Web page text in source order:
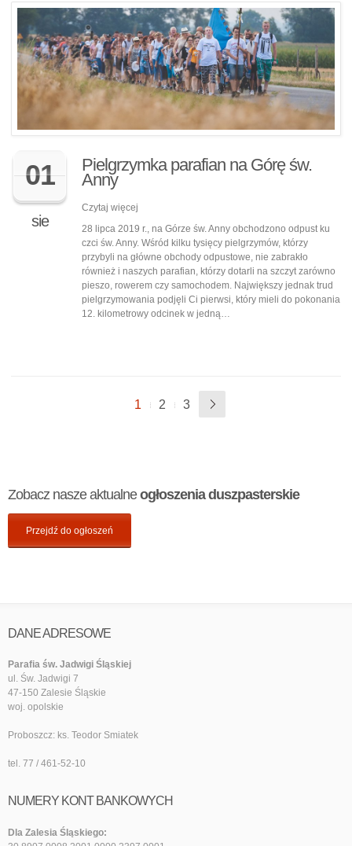
01
sie
Pielgrzymka parafian na Górę św.
Anny
Czytaj więcej
28 lipca 2019 r., na Górze św. Anny obchodzono odpust ku
czci św. Anny. Wśród kilku tysięcy pielgrzymów, którzy
przybyli na główne obchody odpustowe, nie zabrakło
również i naszych parafian, którzy dotarli na szczyt zarówno
pieszo, rowerem czy samochodem. Największy jednak trud
pielgrzymowania podjęli Ci pierwsi, który mieli do pokonania
12. kilometrowy odcinek w jedną…
1 2 3
Zobacz nasze aktualneogłoszenia duszpasterskie
Przejdź do ogłoszeń
DANE ADRESOWE
Parafia św. Jadwigi Śląskiej
ul. Św. Jadwigi 7
47-150 Zalesie Śląskie
woj. opolskie
Proboszcz: ks. Teodor Smiatek
tel. 77 / 461-52-10
NUMERY KONT BANKOWYCH
Dla Zalesia Śląskiego: